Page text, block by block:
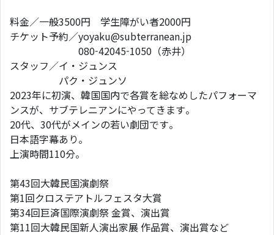
料金／一般3500円 学生障がい者2000円
​チケット予約／yoyaku@subterranean.jp
080-42045-1050（赤井）
​スタッフ／イ・ジュンス
パク・ジュンソ
​2023年に初演、韓国国内で各賞を総なめしたパフォーマ
ンスが、サブテレニアンにやってきます。
​20代、30代がメインの若い劇団です。
日本語字幕あり。
上演時間110分。
第43回大韓民国演劇祭
第1回クロステアトルフェスタ大賞
第34回巨済国際演劇祭 金賞、演出賞
第11回大韓民国新人演出家展 作品賞、演出賞など